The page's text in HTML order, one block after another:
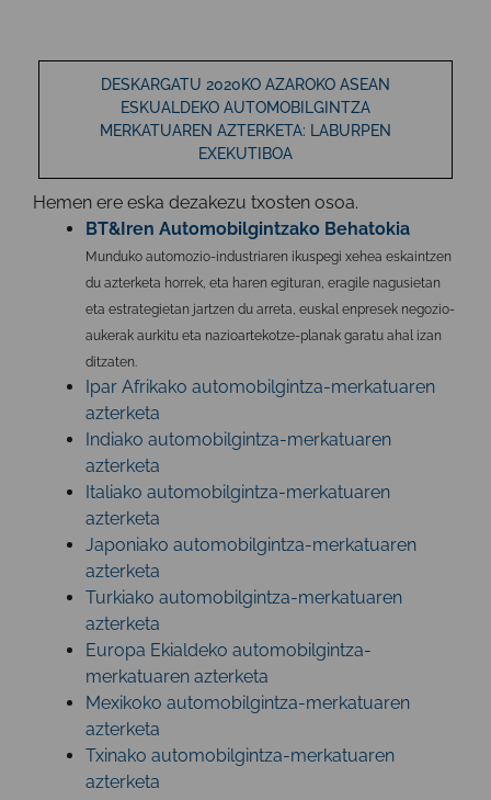
DESKARGATU 2020KO AZAROKO ASEAN
ESKUALDEKO AUTOMOBILGINTZA
MERKATUAREN AZTERKETA: LABURPEN
EXEKUTIBOA
Hemen ere eska dezakezu txosten osoa.
BT&Iren Automobilgintzako Behatokia
Munduko automozio-industriaren ikuspegi xehea eskaintzen
du azterketa horrek, eta haren egituran, eragile nagusietan
eta estrategietan jartzen du arreta, euskal enpresek negozio-
aukerak aurkitu eta nazioartekotze-planak garatu ahal izan
ditzaten.
Ipar Afrikako automobilgintza-merkatuaren
azterketa
Indiako automobilgintza-merkatuaren
azterketa
Italiako automobilgintza-merkatuaren
azterketa
Japoniako automobilgintza-merkatuaren
azterketa
Turkiako automobilgintza-merkatuaren
azterketa
Europa Ekialdeko automobilgintza-
merkatuaren azterketa
Mexikoko automobilgintza-merkatuaren
azterketa
Txinako automobilgintza-merkatuaren
azterketa